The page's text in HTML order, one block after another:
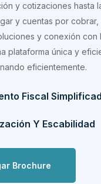
y cotizaciones hasta
y cuentas por cobrar,
y conexión con
plataforma única y
eficientemente.
Fiscal
Y Escabilidad
Brochure